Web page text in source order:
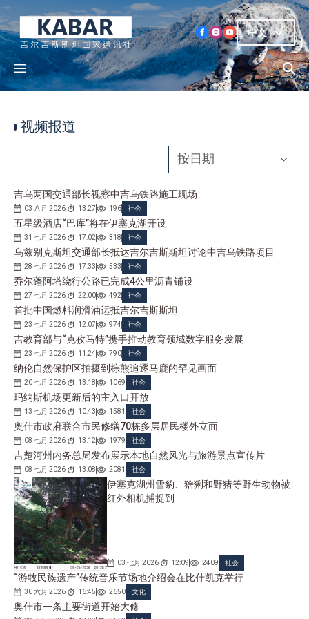
中文
视频报道
吉乌两国交通部长视察中吉乌铁路施工现场
03 八月 2026 13:27 196 社会
五星级酒店“巴库”将在伊塞克湖开设
31 七月 2026 17:02 318 社会
乌兹别克斯坦交通部长抵达吉尔吉斯斯坦讨论中吉乌铁路项目
28 七月 2026 17:33 533 社会
乔尔蓬阿塔绕行公路已完成4公里沥青铺设
27 七月 2026 22:00 492 社会
首批中国燃料润滑油运抵吉尔吉斯斯坦
23 七月 2026 12:07 974 社会
吉教育部与“克孜马特”携手推动教育领域数字服务发展
23 七月 2026 11:24 790 社会
纳伦自然保护区拍摄到棕熊追逐马鹿的罕见画面
20 七月 2026 13:18 1069 社会
玛纳斯机场更新后的主入口开放
13 七月 2026 10:43 1581 社会
奥什市政府联合市民修缮70栋多层居民楼外立面
08 七月 2026 13:12 1979 社会
吉楚河州内务总局发布展示本地自然风光与旅游景点宣传片
08 七月 2026 13:08 2081 社会
伊塞克湖州雪豹、猞猁和野猪等野生动物被
红外相机捕捉到
03 七月 2026 12:09 2409 社会
“游牧民族遗产”传统音乐节场地介绍会在比什凯克举行
30 六月 2026 16:45 2650 文化
奥什市一条主要街道开始大修